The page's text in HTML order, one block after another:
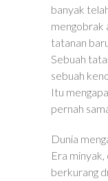
banyak
mengobrak
tatanan
Sebuah
sebuah
Itu
pernah
Dunia
Era
berkurang